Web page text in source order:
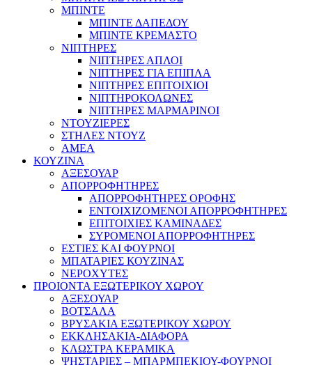
ΜΠΙΝΤΕ
ΜΠΙΝΤΕ ΔΑΠΕΔΟΥ
ΜΠΙΝΤΕ ΚΡΕΜΑΣΤΟ
ΝΙΠΤΗΡΕΣ
ΝΙΠΤΗΡΕΣ ΑΠΛΟΙ
ΝΙΠΤΗΡΕΣ ΓΙΑ ΕΠΙΠΛΑ
ΝΙΠΤΗΡΕΣ ΕΠΙΤΟΙΧΙΟΙ
ΝΙΠΤΗΡΟΚΟΛΩΝΕΣ
ΝΙΠΤΗΡΕΣ ΜΑΡΜΑΡΙΝΟΙ
ΝΤΟΥΖΙΕΡΕΣ
ΣΤΗΛΕΣ ΝΤΟΥΖ
ΑΜΕΑ
ΚΟΥΖΙΝΑ
ΑΞΕΣΟΥΑΡ
ΑΠΟΡΡΟΦΗΤΗΡΕΣ
ΑΠΟΡΡΟΦΗΤΗΡΕΣ ΟΡΟΦΗΣ
ΕΝΤΟΙΧΙΖΟΜΕΝΟΙ ΑΠΟΡΡΟΦΗΤΗΡΕΣ
ΕΠΙΤΟΙΧΙΕΣ ΚΑΜΙΝΑΔΕΣ
ΣΥΡΟΜΕΝΟΙ ΑΠΟΡΡΟΦΗΤΗΡΕΣ
ΕΣΤΙΕΣ ΚΑΙ ΦΟΥΡΝΟΙ
ΜΠΑΤΑΡΙΕΣ ΚΟΥΖΙΝΑΣ
ΝΕΡΟΧΥΤΕΣ
ΠΡΟΙΟΝΤΑ ΕΞΩΤΕΡΙΚΟΥ ΧΩΡΟΥ
ΑΞΕΣΟΥΑΡ
ΒΟΤΣΑΛΑ
ΒΡΥΣΑΚΙΑ ΕΞΩΤΕΡΙΚΟΥ ΧΩΡΟΥ
ΕΚΚΛΗΣΑΚΙΑ-ΔΙΑΦΟΡΑ
ΚΛΩΣΤΡΑ ΚΕΡΑΜΙΚΑ
ΨΗΣΤΑΡΙΕΣ – ΜΠΑΡΜΠΕΚΙΟΥ-ΦΟΥΡΝΟΙ